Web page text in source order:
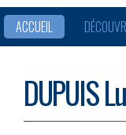
ACCUEIL
DUPUIS